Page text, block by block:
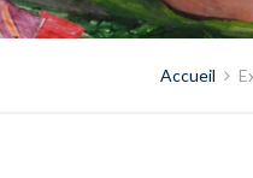
Accueil